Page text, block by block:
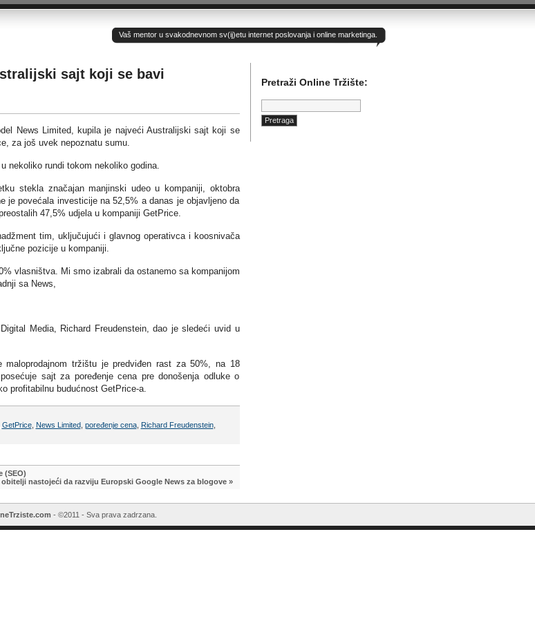
Vaš mentor u svakodnevnom sv(ij)etu internet poslovanja i online marketinga.
sajt koji se bavi
News Limited, kupila je najveći Australijski sajt koji se
za još uvek nepoznatu sumu.
nekoliko rundi tokom nekoliko godina.
stekla značajan manjinski udeo u kompaniji, oktobra
je povećala investicije na 52,5% a danas je objavljeno da
47,5% udjela u kompaniji GetPrice.
tim, uključujući i glavnog operativca i koosnivača
pozicije u kompaniji.
vlasništva. Mi smo izabrali da ostanemo sa kompanijom
sa News,
Media, Richard Freudenstein, dao je sledeći uvid u
maloprodajnom tržištu je predviđen rast za 50%, na 18
sajt za poređenje cena pre donošenja odluke o
profitabilnu budućnost GetPrice-a.
GetPrice, News Limited, poređenje cena, Richard Freudenstein,
(SEO)
nastojeći da razviju Europski Google News za blogove»
Pretraži Online Tržište:
Pretraga:
- ©2011 - Sva prava zadrzana.